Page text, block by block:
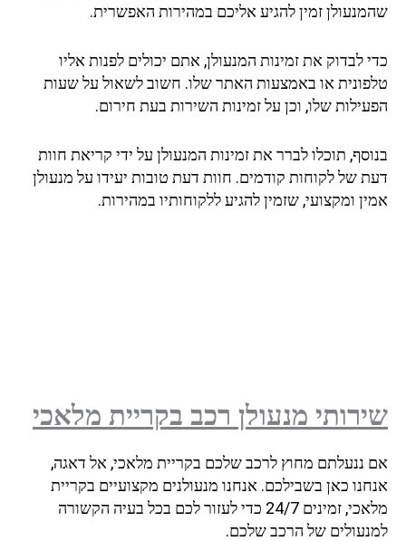
זמין להגיע אליכם במהירות האפשרית.
לבדוק את זמינות המנעולן, אתם יכולים לפנות אליו
או באמצעות האתר שלו. חשוב לשאול על שעות
שלו, וכן על זמינות השירות בעת חירום.
תוכלו לברר את זמינות המנעולן על ידי קריאת חוות
של לקוחות קודמים. חוות דעת טובות יעידו על מנעולן
ומקצועי, שזמין להגיע ללקוחותיו במהירות.
מנעולן רכב בקריית מלאכי
ננעלתם מחוץ לרכב שלכם בקריית מלאכי, אל דאגה,
כאן בשבילכם. אנחנו מנעולנים מקצועיים בקריית
מלאכי, זמינים 24/7 כדי לעזור לכם בכל בעיה הקשורה
של הרכב שלכם.